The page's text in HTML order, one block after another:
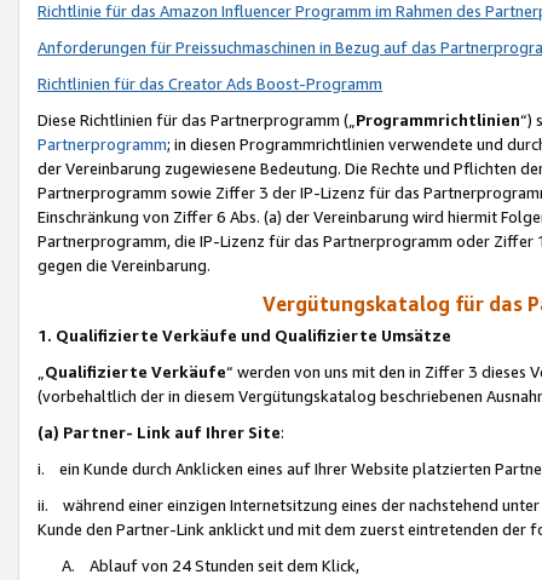
Richtlinie für das Amazon Influencer Programm im Rahmen des
Anforderungen für Preissuchmaschinen in Bezug auf das
Richtlinien für das Creator Ads Boost-Programm
Diese Richtlinien für das Partnerprogramm („Programmrichtlinien“)
Partnerprogramm; in diesen Programmrichtlinien verwendete und
der Vereinbarung zugewiesene Bedeutung. Die Rechte und Pflichten
Partnerprogramm sowie Ziffer 3 der IP-Lizenz für das
Einschränkung von Ziffer 6 Abs. (a) der Vereinbarung wird hiermit
Partnerprogramm, die IP-Lizenz für das Partnerprogramm oder
gegen die Vereinbarung.
Vergütungskatalog für das
1. Qualifizierte Verkäufe und Qualifizierte Umsätze
Qualifizierte Verkäufe“ werden von uns mit den in Ziffer 3
(vorbehaltlich der in diesem Vergütungskatalog beschriebenen
(a) Partner- Link auf Ihrer Site:
i. ein Kunde durch Anklicken eines auf Ihrer Website platzierten
ii. während einer einzigen Internetsitzung eines der nachstehend
Kunde den Partner-Link anklickt und mit dem zuerst eintretenden der
A. Ablauf von 24 Stunden seit dem Klick,